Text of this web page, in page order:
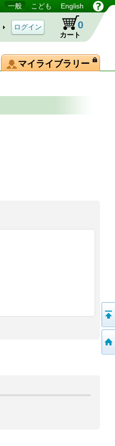
一般 こども English
カート
0
マイライブラリー